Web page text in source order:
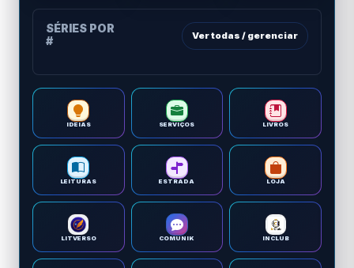
SÉRIES POR
#
Ver todas / gerenciar
IDEIAS SERVIÇOS LIVROS
LEITURAS ESTRADA LOJA
LITVERSO COMUNIK INCLUB